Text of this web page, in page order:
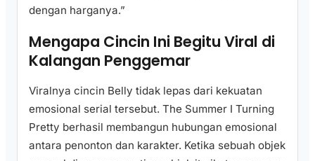
dengan harganya.”
Mengapa Cincin Ini Begitu Viral di
Kalangan Penggemar
Viralnya cincin Belly tidak lepas dari kekuatan
emosional serial tersebut. The Summer I Turning
Pretty berhasil membangun hubungan emosional
antara penonton dan karakter. Ketika sebuah objek